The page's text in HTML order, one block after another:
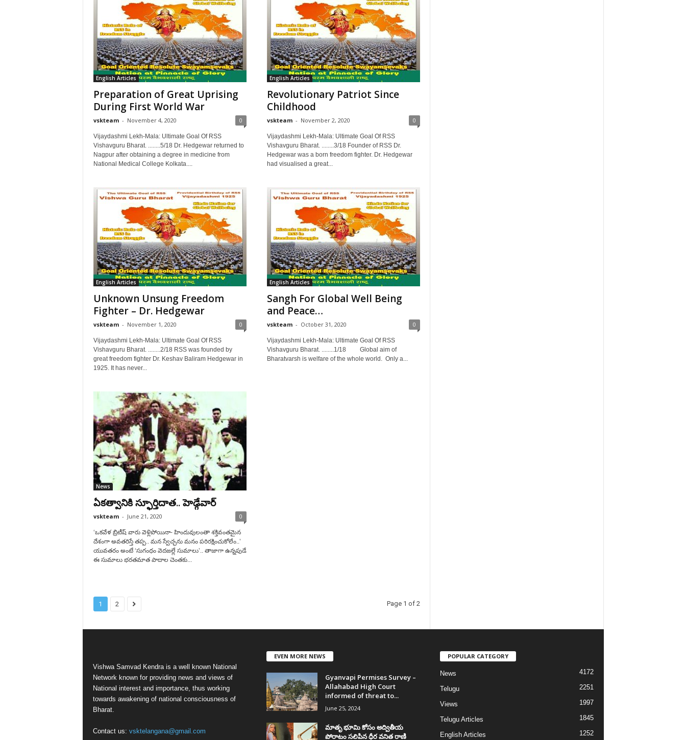
English Articles
Preparation of Great Uprising
During First World War
vskteam - November 4, 2020 0
Vijaydashmi Lekh-Mala: Ultimate Goal Of RSS
Vishavguru Bharat. ........5/18 Dr. Hedgewar returned to
Nagpur after obtaining a degree in medicine from
National Medical College Kolkata....
English Articles
Revolutionary Patriot Since
Childhood
vskteam - November 2, 2020 0
Vijaydashmi Lekh-Mala: Ultimate Goal Of RSS
Vishavguru Bharat. ........3/18 Founder of RSS Dr.
Hedgewar was a born freedom fighter. Dr. Hedgewar
had visualised a great...
English Articles
Unknown Unsung Freedom
Fighter – Dr. Hedgewar
vskteam - November 1, 2020 0
Vijaydashmi Lekh-Mala: Ultimate Goal Of RSS
Vishavguru Bharat. ........2/18 RSS was founded by
great freedom fighter Dr. Keshav Baliram Hedgewar in
1925. It has never...
English Articles
Sangh For Global Well Being
and Peace…
vskteam - October 31, 2020 0
Vijaydashmi Lekh-Mala: Ultimate Goal Of RSS
Vishavguru Bharat. ........1/18 Global aim of
Bharatvarsh is welfare of the whole world. Only a...
News
ఏకత్వానికి స్ఫూర్తిదాత.. హెడ్గేవార్
vskteam - June 21, 2020 0
‘ఒకవేళ బ్రిటీష్ వారు వెళ్లిపోయినా- హిందువులంతా శక్తివంతమైన
దేశంగా అవతరిస్తే తప్ప.. మన స్వేచ్ఛను మనం పరిరక్షించుకోలేం..’
యువతరం అంటే ‘సుగంధం వెదజల్లే సుమాలు’.. తాజాగా ఉన్నపుడే
ఈ సుమాలు భరతమాత పాదాల చెంతకు...
1 2 Page 1 of 2
Vishwa Samvad Kendra is a well known National
Network known for providing news and views of
National interest and importance, thus working
towards awakening of national consciousness of
Bharat.
Contact us: vsktelangana@gmail.com
EVEN MORE NEWS
Gyanvapi Permises Survey –
Allahabad High Court
informed of threat to...
June 25, 2024
మాతృ భూమి కోసం అద్వితీయ
పోరాటం సలిపిన ధీర వనిత రాణి
POPULAR CATEGORY
News 4172
Telugu 2251
Views 1997
Telugu Articles 1845
English Articles 1252